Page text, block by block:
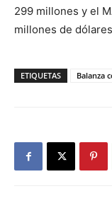
299 millones y el
millones de
ETIQUETAS Balanza